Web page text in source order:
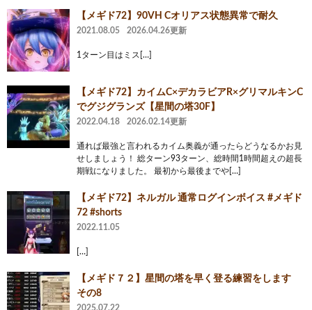
【メギド72】90VH Cオリアス状態異常で耐久
2021.08.05 2026.04.26更新
1ターン目はミス[…]
【メギド72】カイムC×デカラビアR×グリマルキンC
でグジグランズ【星間の塔30F】
2022.04.18 2026.02.14更新
通れば最強と言われるカイム奥義が通ったらどうなるかお見
せしましょう！ 総ターン93ターン、総時間1時間超えの超長
期戦になりました。 最初から最後までや[…]
【メギド72】ネルガル 通常ログインボイス #メギド
72 #shorts
2022.11.05
[…]
【メギド７２】星間の塔を早く登る練習をします
その8
2025.07.22